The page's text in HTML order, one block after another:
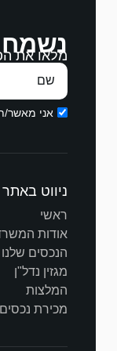
מלאו את
אני מאשר/
ניווט באתר
ראשי
אודות
הנכסים שלנו
מגזין נדל"ן
המלצות
מכירת נכסים